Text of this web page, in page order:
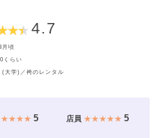
4.7
月頃
くらい
(大学)／袴のレンタル
5 店員 ★★★★★5